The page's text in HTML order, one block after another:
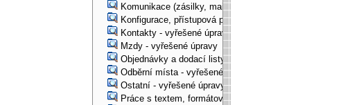
Komunikace (zásilky, mail-systém, ...) - vyřešené úpravy
Konfigurace, přístupová práva, ... - vyřešené úpravy
Kontakty - vyřešené úpravy
Mzdy - vyřešené úpravy
Objednávky a dodací listy - vyřešené úpravy
Odběrní místa - vyřešené úpravy
Ostatní - vyřešené úpravy
Práce s textem, formátování, ... - vyřešené úpravy